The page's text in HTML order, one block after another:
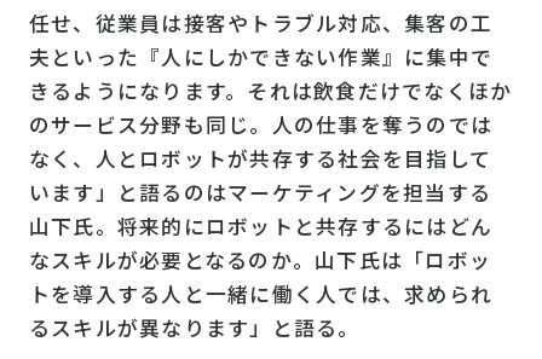
任せ、従業員は接客やトラブル対応、集客の工
夫といった『人にしかできない作業』に集中で
きるようになります。それは飲食だけでなくほか
のサービス分野も同じ。人の仕事を奪うのでは
なく、人とロボットが共存する社会を目指して
います」と語るのはマーケティングを担当する
山下氏。将来的にロボットと共存するにはどん
なスキルが必要となるのか。山下氏は「ロボッ
トを導入する人と一緒に働く人では、求められ
るスキルが異なります」と語る。